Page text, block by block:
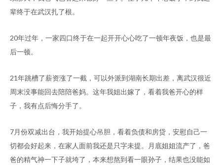
辈终于在武汉扎了根。
20年过年，一家四口终于在一起开开心心吃了一顿年夜饭，也是最
后一顿。
21年跳槽了薪资涨了一截，可以外派到湖南长期出差，离武汉很近
周末没事能回去陪陪爸妈。这年我姐出嫁了，看着我爸开心的样
子，我有点后悔分手了。
7月份双减出台，我开始提心吊胆，看着负债和房贷，安慰自己一
切都会好起来，在家人面前我还是只字未提。月底姐姐流产了，爸
爸的精气神一下子就垮了，本来想熬到看一眼孙子，结果也没能如